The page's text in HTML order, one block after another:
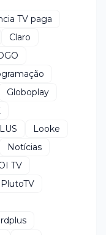
TV paga
Claro
Globoplay
Looke
Notícias
TV
PlutoTV